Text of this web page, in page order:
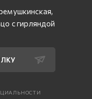
с гирляндой